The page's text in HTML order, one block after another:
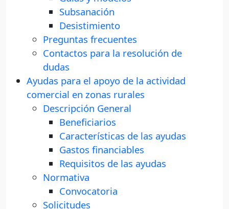
Subsanación
Desistimiento
Preguntas frecuentes
Contactos para la resolución de
dudas
Ayudas para el apoyo de la actividad
comercial en zonas rurales
Descripción General
Beneficiarios
Características de las ayudas
Gastos financiables
Requisitos de las ayudas
Normativa
Convocatoria
Solicitudes